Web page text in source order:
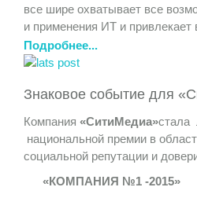
все шире охватывает все
и применения ИТ и
количества участников.
для организаций и
«круглых столов»,
секций, будет организована
http://itforum2020.ru/?id=6595
Компания «СитиМедиа» (http://
Подробнее...
Знаковое событие для
Компания «СитиМедиа»стала
национальной премии в
социальной репутации и
«КОМПАНИЯ №1 -2015»